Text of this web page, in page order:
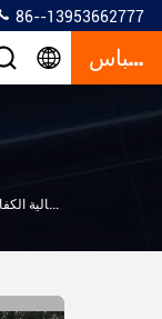
86--13953662777
إقتباس
حاصدة